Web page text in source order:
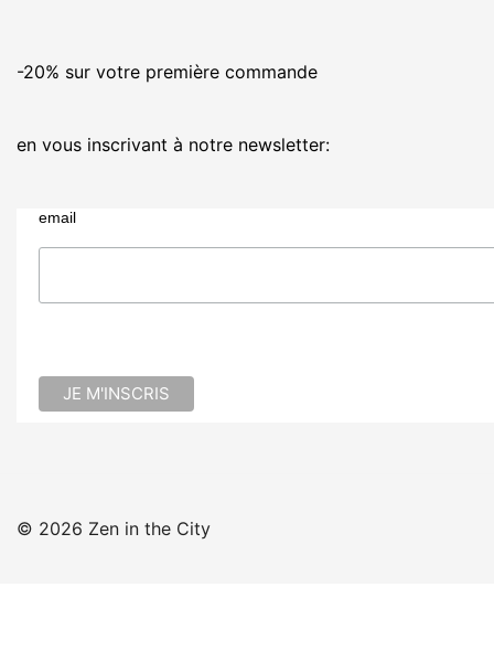
-20% sur votre première commande
en vous inscrivant à notre newsletter:
email
© 2026 Zen in the City